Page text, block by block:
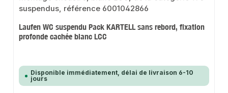
Laufen WC suspendu Pack KARTELL sans rebord, fixation
profonde cachée blanc LCC
Disponible immédiatement, délai de livraison 6-10
jours